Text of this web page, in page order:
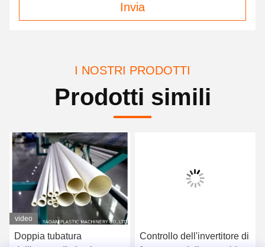
Invia
I NOSTRI PRODOTTI
Prodotti simili
video
Doppia tubatura
Controllo dell'invertitore di